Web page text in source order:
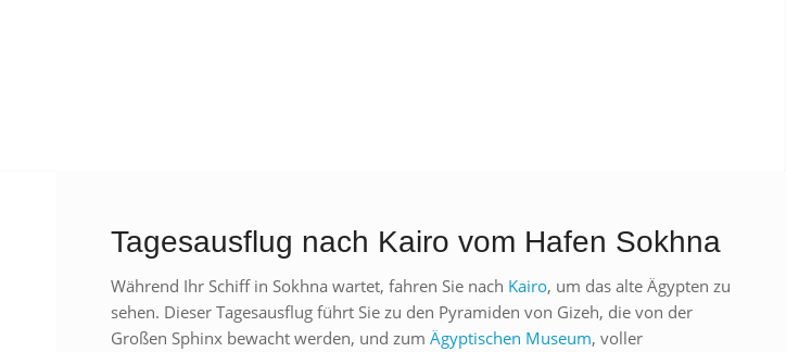
Tagesausflug nach Kairo vom Hafen Sokhna
Während Ihr Schiff in Sokhna wartet, fahren Sie nach Kairo, um das alte Ägypten zu
sehen. Dieser Tagesausflug führt Sie zu den Pyramiden von Gizeh, die von der
Großen Sphinx bewacht werden, und zum Ägyptischen Museum, voller